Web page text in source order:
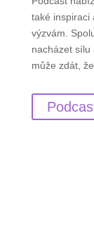
také inspiraci
výzvám.
nacházet sílu
může zdát,